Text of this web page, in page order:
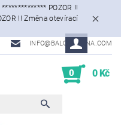
POZOR !!
!! Změna otevírací
INFO@BALONKARNA.COM
0 0 Kč